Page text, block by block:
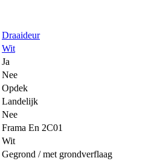
Draaideur
Wit
Ja
Nee
Opdek
Landelijk
Nee
Frama En 2C01
Wit
Gegrond / met grondverflaag